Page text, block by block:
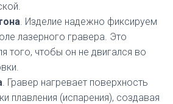
. Изделие надежно фиксируем
лазерного гравера. Это
того, чтобы он не двигался во
. Гравер нагревает поверхность
плавления (испарения), создавая